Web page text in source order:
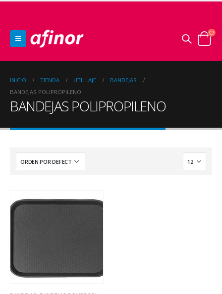
INICIO TIENDA UTILLAJE
BANDEJAS
BANDEJAS POLIPROPILENO
BANDEJAS POLIPROPILENO